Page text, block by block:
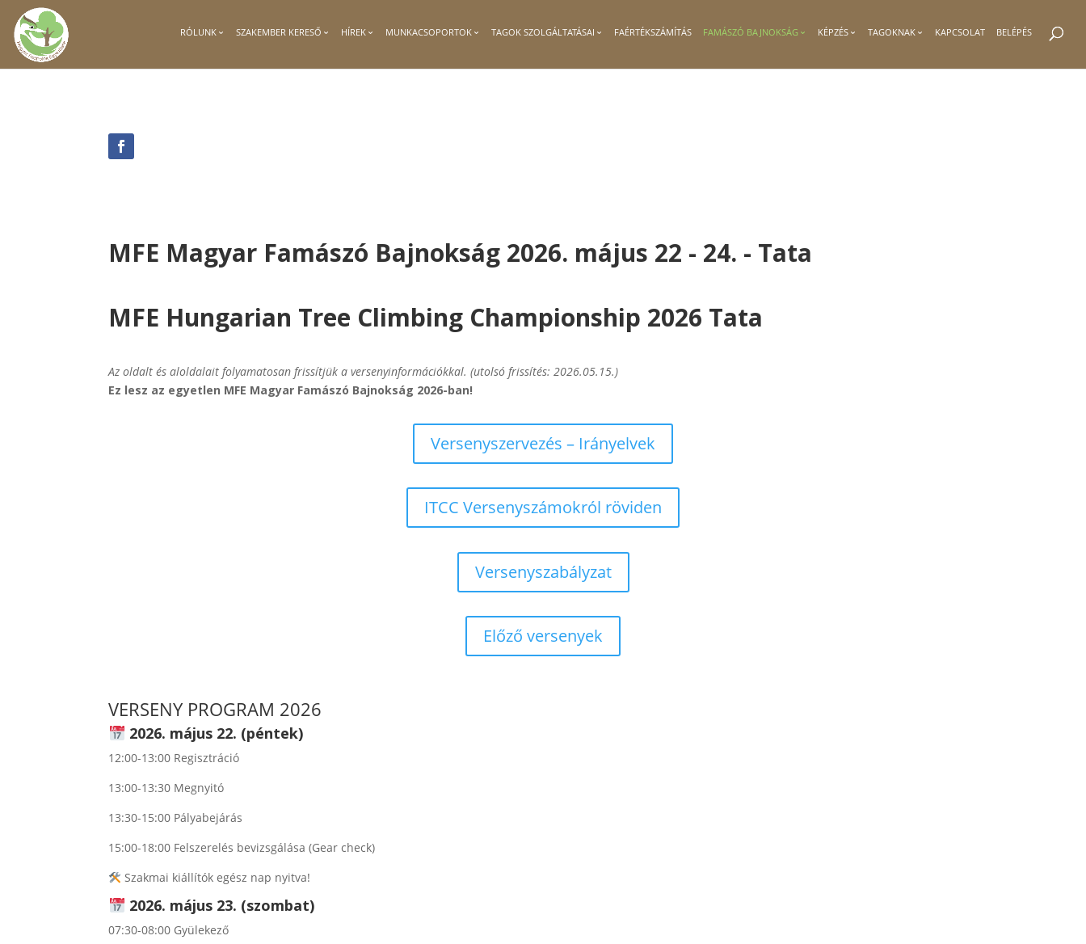
RÓLUNK SZAKEMBER KERESŐ HÍREK MUNKACSOPORTOK TAGOK SZOLGÁLTATÁSAI FAÉRTÉKSZÁMÍTÁS FAMÁSZÓ BAJNOKSÁG KÉPZÉS TAGOKNAK KAPCSOLAT BELÉPÉS
MFE Magyar Famászó Bajnokság 2026. május 22 - 24. - Tata
MFE Hungarian Tree Climbing Championship 2026 Tata
Az oldalt és aloldalait folyamatosan frissítjük a versenyinformációkkal. (utolsó frissítés: 2026.05.15.)
Ez lesz az egyetlen MFE Magyar Famászó Bajnokság 2026-ban!
Versenyszervezés – Irányelvek
ITCC Versenyszámokról röviden
Versenyszabályzat
Előző versenyek
VERSENY PROGRAM 2026
2026. május 22. (péntek)
12:00-13:00 Regisztráció
13:00-13:30 Megnyitó
13:30-15:00 Pályabejárás
15:00-18:00 Felszerelés bevizsgálása (Gear check)
Szakmai kiállítók egész nap nyitva!
2026. május 23. (szombat)
07:30-08:00 Gyülekező